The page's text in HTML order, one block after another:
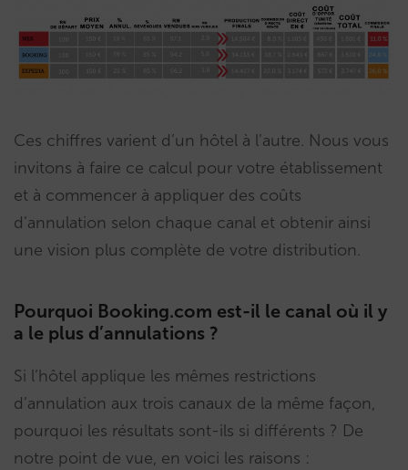
Ces chiffres varient d’un hôtel à l’autre. Nous vous
invitons à faire ce calcul pour votre établissement
et à commencer à appliquer des coûts
d’annulation selon chaque canal et obtenir ainsi
une vision plus complète de votre distribution.
Pourquoi Booking.com est-il le canal où il y
a le plus d’annulations ?
Si l’hôtel applique les mêmes restrictions
d’annulation aux trois canaux de la même façon,
pourquoi les résultats sont-ils si différents ? De
notre point de vue, en voici les raisons :